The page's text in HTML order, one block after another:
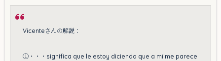
Vicenteさんの解説：
①・・・significa que le estoy diciendo que a mí me parece